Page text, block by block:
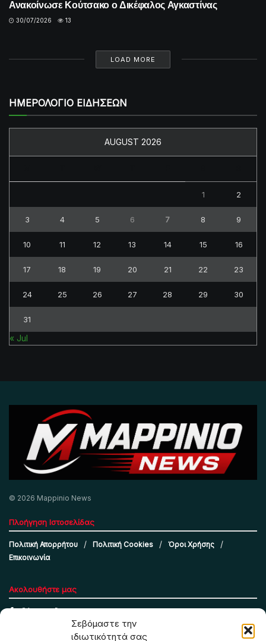
Σεβόμαστε την
ιδιωτικότητά σας
Ανακοίνωσε Κούτσακο ο Δικέφαλος Αγκαστίνας
30/07/2026 13
LOAD MORE
ΗΜΕΡΟΛΟΓΙΟ ΕΙΔΗΣΕΩΝ
AUGUST 2026
1 2
3 4 5 6 7 8 9
10 11 12 13 14 15 16
17 18 19 20 21 22 23
24 25 26 27 28 29 30
31
« Jul
© 2026 Mappinio News
Πλοήγηση Ιστοσελίδας
Πολιτική Απορρήτου Πολιτική Cookies
Όροι Χρήσης
Επικοινωνία
Ακολουθήστε μας